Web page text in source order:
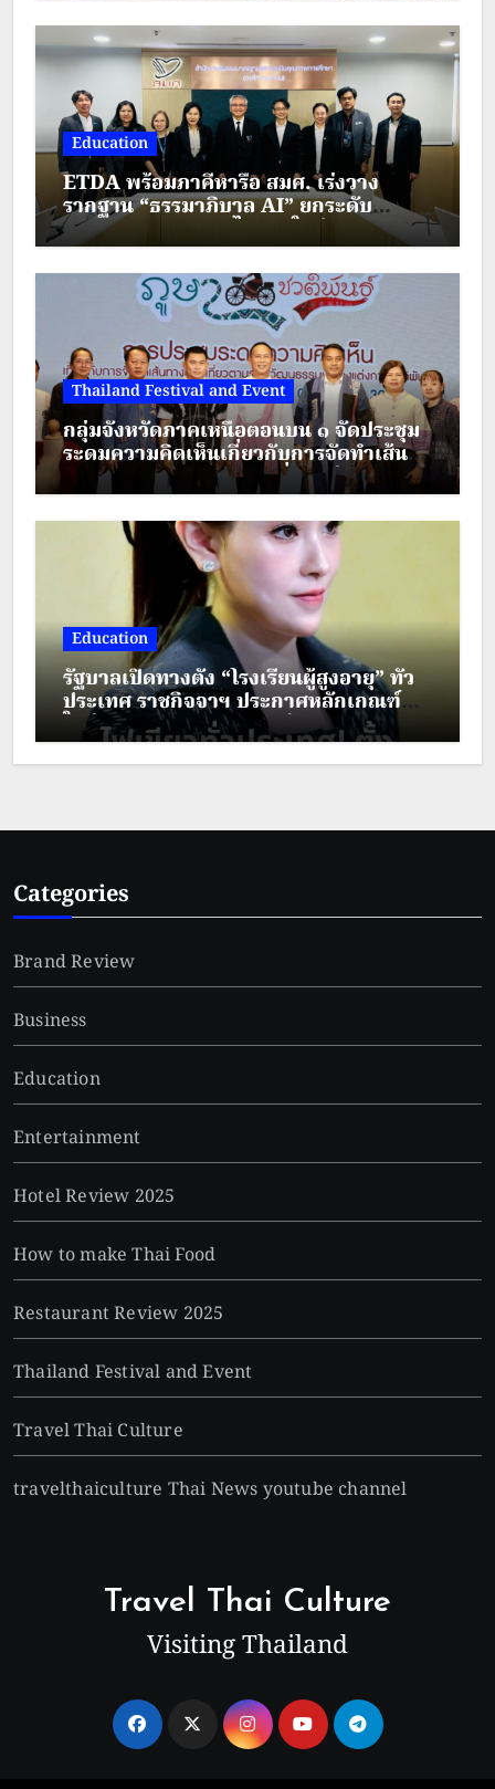
Education
ETDA พร้อมภาคีหารือ สมศ. เร่งวาง
รากฐาน “ธรรมาภิบาล AI” ยกระดับ
มาตรฐานการศึกษาไทยยุคใหม่
Thailand Festival and Event
กลุ่มจังหวัดภาคเหนือตอนบน ๑ จัดประชุม
ระดมความคิดเห็นเกี่ยวกับการจัดทำเส้น
ทางตามรอยวัฒนธรรมเครื่องแต่งกาย
ชาติพันธุ์ ภายใต้โครงการส่งเสริมการท่อง
เที่ยวชาติพันธุ์สีสันแห่งล้านนา
Education
รัฐบาลเปิดทางตั้ง “โรงเรียนผู้สูงอายุ” ทั่ว
ประเทศ ราชกิจจาฯ ประกาศหลักเกณฑ์
ใหม่ ยกระดับคุณภาพชีวิตผู้สูงวัย
Categories
Brand Review
Business
Education
Entertainment
Hotel Review 2025
How to make Thai Food
Restaurant Review 2025
Thailand Festival and Event
Travel Thai Culture
travelthaiculture Thai News youtube channel
Travel Thai Culture
Visiting Thailand